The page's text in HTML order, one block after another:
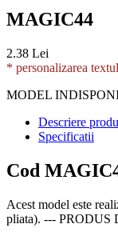
MAGIC44
2.38 Lei
* personalizarea
MODEL
Descriere
Specificatii
Cod
Acest model este
pliata). --- PRODUS